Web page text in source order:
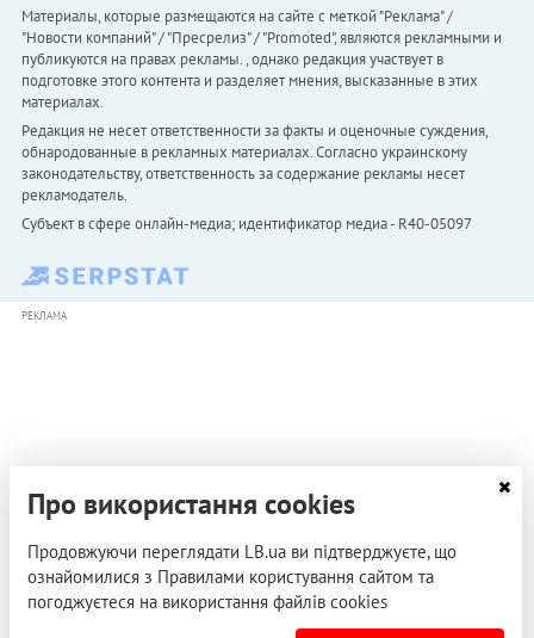
Материалы, которые размещаются на сайте с меткой "Реклама" /
"Новости компаний" / "Пресрелиз" / "Promoted", являются рекламными и
публикуются на правах рекламы. , однако редакция участвует в
подготовке этого контента и разделяет мнения, высказанные в этих
материалах.
Редакция не несет ответственности за факты и оценочные суждения,
обнародованные в рекламных материалах. Согласно украинскому
законодательству, ответственность за содержание рекламы несет
рекламодатель.
Субъект в сфере онлайн-медиа; идентификатор медиа - R40-05097
РЕКЛАМА
Про використання cookies
Продовжуючи переглядати LB.ua ви підтверджуєте, що
ознайомилися з Правилами користування сайтом та
погоджуєтеся на використання файлів cookies